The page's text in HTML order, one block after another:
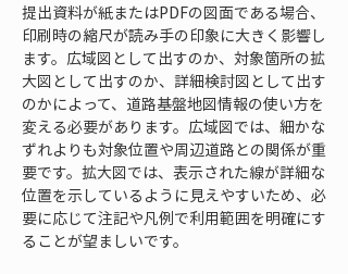
提出資料が紙またはPDFの図面である場合、
印刷時の縮尺が読み手の印象に大きく影響し
ます。広域図として出すのか、対象箇所の拡
大図として出すのか、詳細検討図として出す
のかによって、道路基盤地図情報の使い方を
変える必要があります。広域図では、細かな
ずれよりも対象位置や周辺道路との関係が重
要です。拡大図では、表示された線が詳細な
位置を示しているように見えやすいため、必
要に応じて注記や凡例で利用範囲を明確にす
ることが望ましいです。